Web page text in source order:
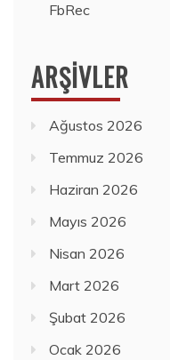
FbRec
ARŞIVLER
Ağustos 2026
Temmuz 2026
Haziran 2026
Mayıs 2026
Nisan 2026
Mart 2026
Şubat 2026
Ocak 2026